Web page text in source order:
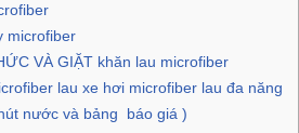
microfiber
VÀ GIẶT khăn lau microfiber
lau xe hơi microfiber lau đa năng
nước và bảng báo giá )